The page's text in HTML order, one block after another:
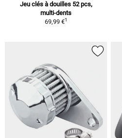
Jeu clés à douilles 52 pcs,
multi-dents
69,99 €1